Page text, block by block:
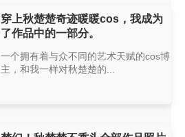
穿上秋楚楚奇迹暖暖cos，我成为
了作品中的一部分。
一个拥有着与众不同的艺术天赋的cos博
主，和我一样对秋楚楚的...